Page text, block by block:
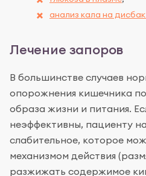
анализ кала на
Лечение запоров
В большинстве случаев
опорожнения кишечника
образа жизни и питания.
неэффективны, пациенту
слабительное, которое
механизмом действия
разжижать содержимое